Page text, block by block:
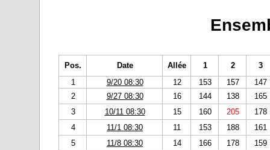
Pos. Date Allée 1 2
3
1
9/20 08:30 12 153 157
147
2
9/27 08:30 16 144 138
165
3
10/11 08:30 15 160 205
178
4
11/1 08:30 11 153 188
161
5
11/8 08:30 14 166 178
159